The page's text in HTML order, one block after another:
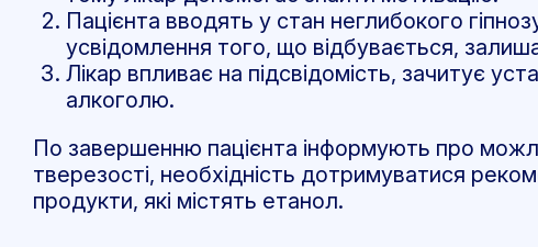
Пацієнта вводять у стан неглибокого
усвідомлення того, що відбувається,
Лікар впливає на підсвідомість, зачитує
алкоголю.
По завершенню пацієнта інформують про
тверезості, необхідність дотримуватися
продукти, які містять етанол.